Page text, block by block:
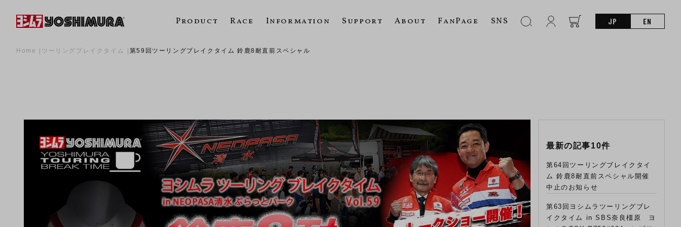
Product Race Information Support About FanPage SNS JP EN
Home ツーリングブレイクタイム 第59回ツーリングブレイクタイム 鈴鹿8耐直前スペシャル
最新の記事10件
第64回ツーリングブレイクタイ
ム 鈴鹿8耐直前スペシャル開催
中止のお知らせ
第63回ヨシムラツーリングブレ
イクタイム in SBS奈良橿原 ヨ